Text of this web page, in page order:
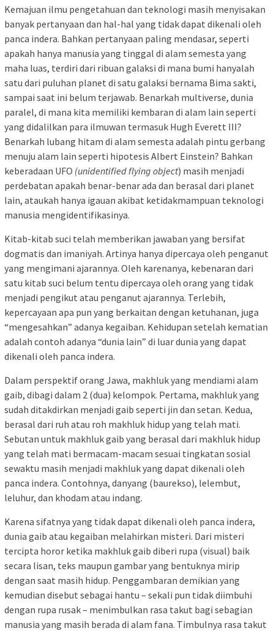
Kemajuan ilmu pengetahuan dan teknologi masih menyisakan
banyak pertanyaan dan hal-hal yang tidak dapat dikenali oleh
panca indera. Bahkan pertanyaan paling mendasar, seperti
apakah hanya manusia yang tinggal di alam semesta yang
maha luas, terdiri dari ribuan galaksi di mana bumi hanyalah
satu dari puluhan planet di satu galaksi bernama Bima sakti,
sampai saat ini belum terjawab. Benarkah multiverse, dunia
paralel, di mana kita memiliki kembaran di alam lain seperti
yang didalilkan para ilmuwan termasuk Hugh Everett III?
Benarkah lubang hitam di alam semesta adalah pintu gerbang
menuju alam lain seperti hipotesis Albert Einstein? Bahkan
keberadaan UFO (unidentified flying object) masih menjadi
perdebatan apakah benar-benar ada dan berasal dari planet
lain, ataukah hanya igauan akibat ketidakmampuan teknologi
manusia mengidentifikasinya.
Kitab-kitab suci telah memberikan jawaban yang bersifat
dogmatis dan imaniyah. Artinya hanya dipercaya oleh penganut
yang mengimani ajarannya. Oleh karenanya, kebenaran dari
satu kitab suci belum tentu dipercaya oleh orang yang tidak
menjadi pengikut atau penganut ajarannya. Terlebih,
kepercayaan apa pun yang berkaitan dengan ketuhanan, juga
“mengesahkan” adanya kegaiban. Kehidupan setelah kematian
adalah contoh adanya “dunia lain” di luar dunia yang dapat
dikenali oleh panca indera.
Dalam perspektif orang Jawa, makhluk yang mendiami alam
gaib, dibagi dalam 2 (dua) kelompok. Pertama, makhluk yang
sudah ditakdirkan menjadi gaib seperti jin dan setan. Kedua,
berasal dari ruh atau roh makhluk hidup yang telah mati.
Sebutan untuk makhluk gaib yang berasal dari makhluk hidup
yang telah mati bermacam-macam sesuai tingkatan sosial
sewaktu masih menjadi makhluk yang dapat dikenali oleh
panca indera. Contohnya, danyang (baurekso), lelembut,
leluhur, dan khodam atau indang.
Karena sifatnya yang tidak dapat dikenali oleh panca indera,
dunia gaib atau kegaiban melahirkan misteri. Dari misteri
tercipta horor ketika makhluk gaib diberi rupa (visual) baik
secara lisan, teks maupun gambar yang bentuknya mirip
dengan saat masih hidup. Penggambaran demikian yang
kemudian disebut sebagai hantu – sekali pun tidak diimbuhi
dengan rupa rusak – menimbulkan rasa takut bagi sebagian
manusia yang masih berada di alam fana. Timbulnya rasa takut